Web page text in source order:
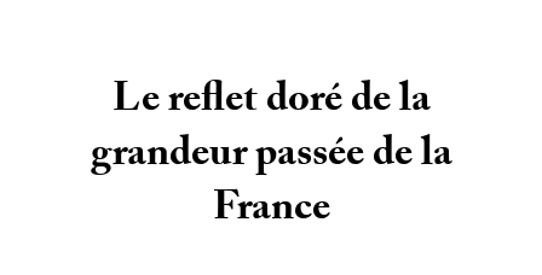
Le reflet doré de la
grandeur passée de la
France